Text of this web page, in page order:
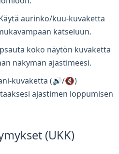
aurinko/kuu-kuvaketta
katseluun.
koko näytön kuvaketta
näkymän ajastimeesi.
kuvaketta (🔊/🔇)
ajastimen loppumisen
(UKK)